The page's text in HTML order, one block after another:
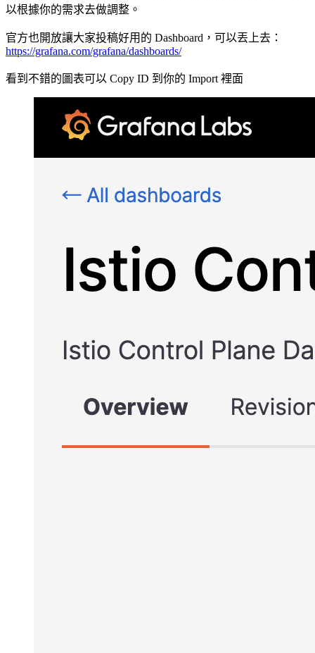
以根據你的需求去做調整。
官方也開放讓大家投稿好用的 Dashboard，可以丟上去：
https://grafana.com/grafana/dashboards/
看到不錯的圖表可以 Copy ID 到你的 Import 裡面